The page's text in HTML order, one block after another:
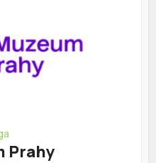
Prahy